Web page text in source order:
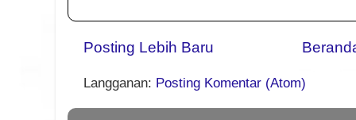
Posting Lebih Baru
Langganan: Posting Komentar (Atom)